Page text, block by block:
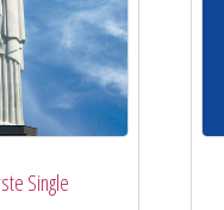
Single